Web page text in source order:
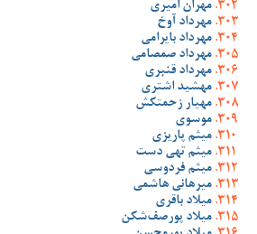
مهران امیری
مهرداد آوخ
مهرداد بایرامی
مهرداد صمصامی
مهرداد قنبری
مهشید اشتری
مهیار زحمتکش
موسوی
میثم پاریزی
میثم تهی دست
میثم فردوسی
میرهانی هاشمی
میلاد باقری
میلاد پورصف‌شکن